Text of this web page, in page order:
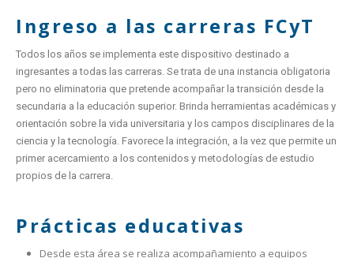
Ingreso a las carreras FCyT
Todos los años se implementa este dispositivo destinado a
ingresantes a todas las carreras. Se trata de una instancia obligatoria
pero no eliminatoria que pretende acompañar la transición desde la
secundaria a la educación superior. Brinda herramientas académicas y
orientación sobre la vida universitaria y los campos disciplinares de la
ciencia y la tecnología. Favorece la integración, a la vez que permite un
primer acercamiento a los contenidos y metodologías de estudio
propios de la carrera.
Prácticas educativas
Desde esta área se realiza acompañamiento a equipos